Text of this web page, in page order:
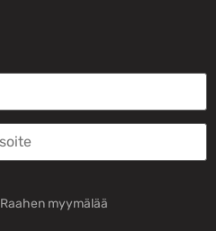
Raahen myymälää